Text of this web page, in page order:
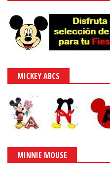
MICKEY ABCS
MINNIE MOUSE